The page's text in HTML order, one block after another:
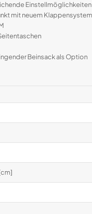
Einstellmöglichke­iten
mit neuem Klappensystem
Beinsack als Option